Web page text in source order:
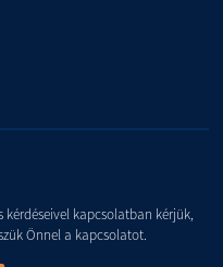
kapcsolatban kérjük,
Önnel a kapcsolatot.